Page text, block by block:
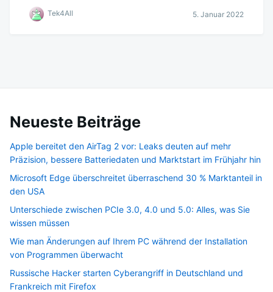
Tek4All 5. Januar 2022
Neueste Beiträge
Apple bereitet den AirTag 2 vor: Leaks deuten auf mehr
Präzision, bessere Batteriedaten und Marktstart im Frühjahr hin
Microsoft Edge überschreitet überraschend 30 % Marktanteil in
den USA
Unterschiede zwischen PCIe 3.0, 4.0 und 5.0: Alles, was Sie
wissen müssen
Wie man Änderungen auf Ihrem PC während der Installation
von Programmen überwacht
Russische Hacker starten Cyberangriff in Deutschland und
Frankreich mit Firefox